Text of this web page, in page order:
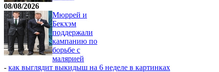
08/08/2026
Мюррей и
Бекхэм
поддержали
кампанию по
борьбе с
малярией
- как выглядит выкидыш на 6 неделе в картинках